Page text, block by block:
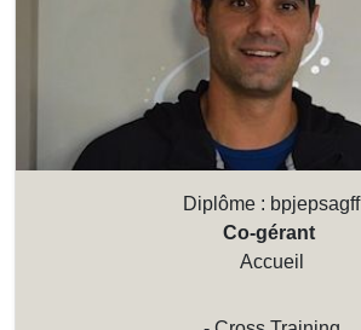
Diplôme : bpjepsagff
Co-gérant
Accueil